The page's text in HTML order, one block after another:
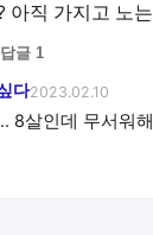
아직 가지고 노
답글 1
다2023.02.10
8살인데 무서워